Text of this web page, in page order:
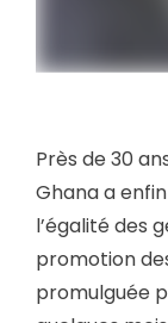
Près de 30
Ghana a
l’égalité des
promotion
promulguée